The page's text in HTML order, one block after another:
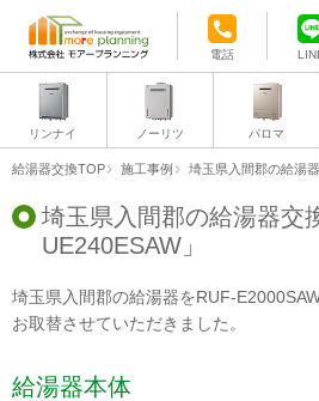
電話
リンナイ ノーリツ パロマ
給湯器交換TOP 施工事例 埼玉県入間郡の給湯
埼玉県入間郡の給湯器交
UE240ESAW」
埼玉県入間郡の給湯器をRUF-
お取替させていただきました。
給湯器本体